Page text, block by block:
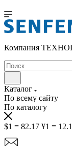
Компания
Каталог
По всему сайту
По каталогу
$1 = 82.17 ¥1 =